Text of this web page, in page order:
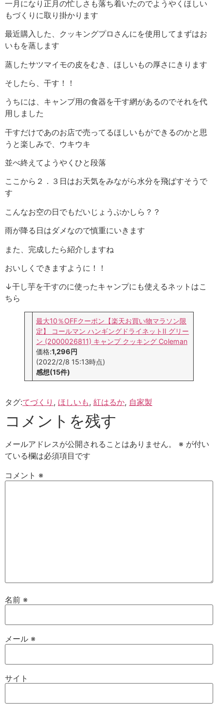
一月になり正月の忙しさも落ち着いたのでようやくほしい
もづくりに取り掛かります
最近購入した、クッキングプロさんにを使用してまずはお
いもを蒸します
蒸したサツマイモの皮をむき、ほしいもの厚さにきります
そしたら、干す！！
うちには、キャンプ用の食器を干す網があるのでそれを代
用しました
干すだけであのお店で売ってるほしいもができるのかと思
うと楽しみで、ウキウキ
並べ終えてようやくひと段落
ここから２．３日はお天気をみながら水分を飛ばすそうで
す
こんなお空の日でもだいじょうぶかしら？？
雨が降る日はダメなので慎重にいきます
また、完成したら紹介しますね
おいしくできますように！！
↓干し芋を干すのに使ったキャンプにも使えるネットはこ
ちら
最大10％OFFクーポン【楽天お買い物マラソン限
定】 コールマン ハンギングドライネットII グリー
ン (2000026811) キャンプ クッキング Coleman
価格:1,296円
(2022/2/8 15:13時点)
感想(15件)
タグ:てづくり , ほしいも, 紅はるか, 自家製
コメントを残す
メールアドレスが公開されることはありません。 ※ が付い
ている欄は必須項目です
コメント ※
名前 ※
メール ※
サイト